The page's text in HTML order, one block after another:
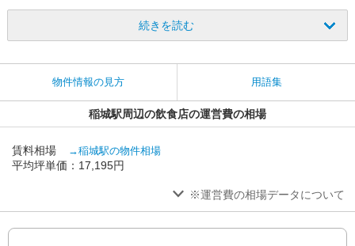
続きを読む
物件情報の見方 用語集
稲城駅周辺の飲食店の運営費の相場
賃料相場 →稲城駅の物件相場
平均坪単価：17,195円
※運営費の相場データについて